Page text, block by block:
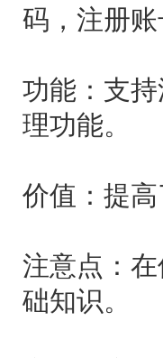
码，注册
功能：支
理功能。
价值：提
注意点：
础知识。